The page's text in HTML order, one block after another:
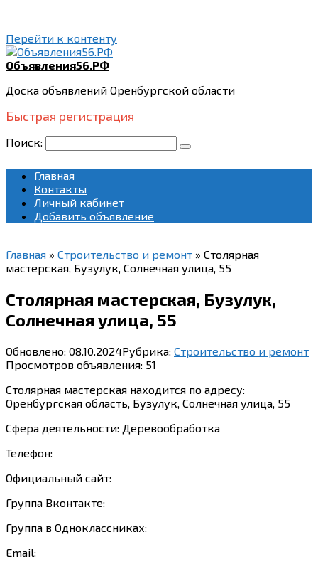
Перейти к контенту
Объявления56.РФ
Доска объявлений Оренбургской области
Быстрая регистрация
Поиск:
Главная
Контакты
Личный кабинет
Добавить объявление
Главная » Строительство и ремонт » Столярная
мастерская, Бузулук, Солнечная улица, 55
Столярная мастерская, Бузулук,
Солнечная улица, 55
Обновлено: 08.10.2024Рубрика: Строительство и ремонт
Просмотров объявления: 51
Столярная мастерская находится по адресу:
Оренбургская область, Бузулук, Солнечная улица, 55
Сфера деятельности: Деревообработка
Телефон:
Официальный сайт:
Группа Вконтакте:
Группа в Одноклассниках:
Email: